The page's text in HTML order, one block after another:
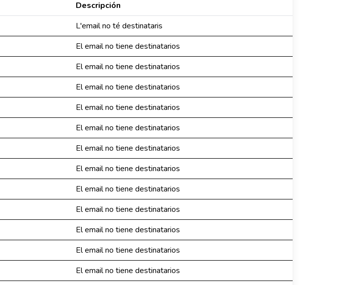
Descripción
L'email no té destinataris
El email no tiene destinatarios
El email no tiene destinatarios
El email no tiene destinatarios
El email no tiene destinatarios
El email no tiene destinatarios
El email no tiene destinatarios
El email no tiene destinatarios
El email no tiene destinatarios
El email no tiene destinatarios
El email no tiene destinatarios
El email no tiene destinatarios
El email no tiene destinatarios